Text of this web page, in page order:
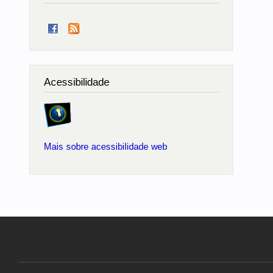
Acessibilidade
Mais sobre acessibilidade web